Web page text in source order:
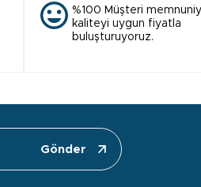
%100 Müşteri
kaliteyi uygun fiyatla
buluşturuyoruz.
Gönder